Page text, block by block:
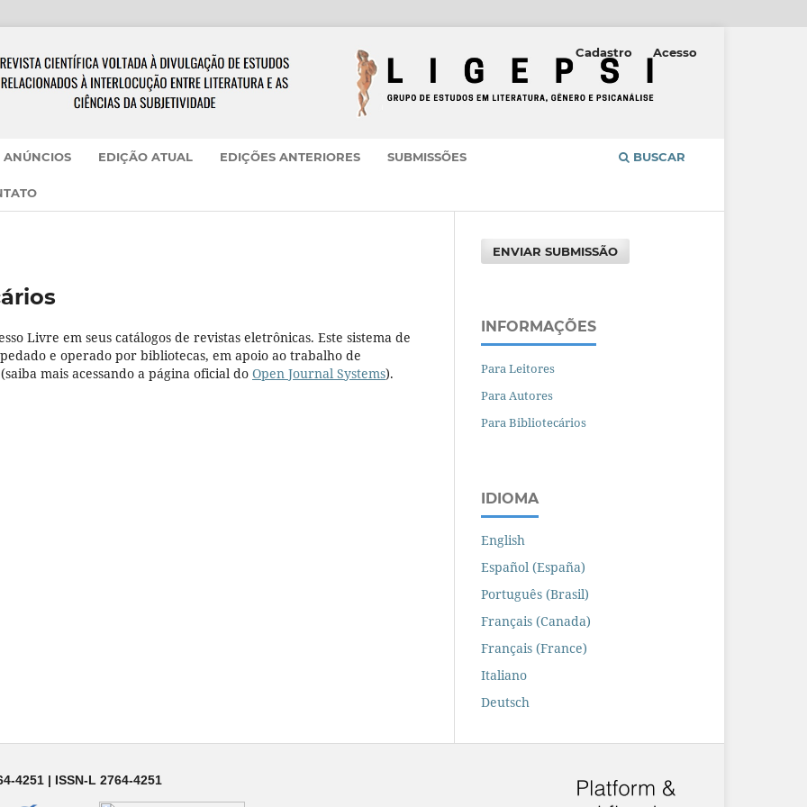
ANÚNCIOS EDIÇÃO ATUAL EDIÇÕES ANTERIORES SUBMISSÕES BUSCAR
Cadastro Acesso
Livre em seus catálogos de revistas eletrônicas. Este sistema de
e operado por bibliotecas, em apoio ao trabalho de
mais acessando a página oficial do Open Journal Systems).
ENVIAR SUBMISSÃO
INFORMAÇÕES
Para Leitores
Para Autores
Para Bibliotecários
IDIOMA
English
Español (España)
Português (Brasil)
Français (Canada)
Français (France)
Italiano
Deutsch
4251 | ISSN-L 2764-4251